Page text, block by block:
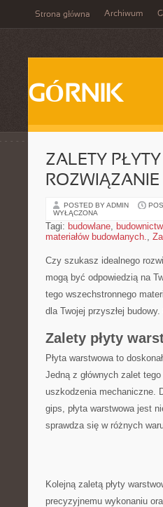
Strona główna Archiwum
GÓRNIK
ZALETY
POSTED BY ADMIN
WYŁĄCZONA
Tagi: budowlane,
materiałów budowlanych.,
Czy szukasz idealnego
mogą⁤ być odpowiedzią na
tego ‌wszechstronnego‍
⁢dla Twojej ​przyszłej
Zalety⁤ płyty
Płyta warstwowa to
Jedną z głównych zalet
uszkodzenia ⁣mechaniczne.
gips, ‍płyta ⁤warstwowa jest‌
sprawdza się‌ w różnych‌
Kolejną ‍zaletą płyty
precyzyjnemu wykonaniu